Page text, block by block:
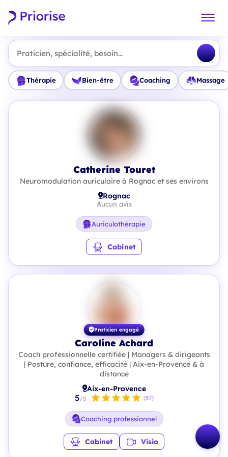
Praticien, spécialité, besoin...
Thérapie Bien-être Coaching Massage
Catherine Touret
Neuromodulation auriculaire à Rognac et ses environs
Rognac
Aucun avis
Auriculothérapie
Cabinet
Praticien engagé
Caroline Achard
Coach professionnelle certifiée | Managers & dirigeants
| Posture, confiance, efficacité | Aix-en-Provence & à
distance
Aix-en-Provence
5/5 (57)
Coaching professionnel
Cabinet Visio